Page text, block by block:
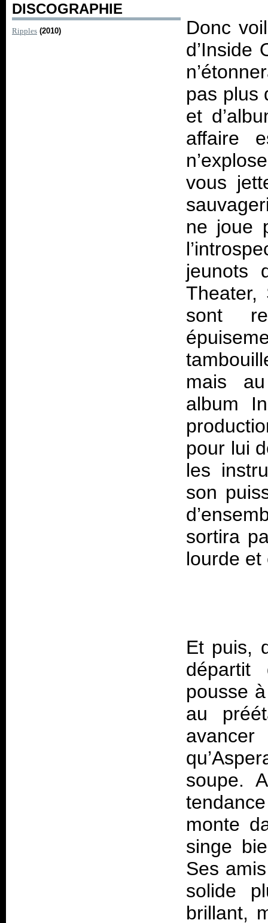
DISCOGRAPHIE
Ripples (2010)
Donc
d’Inside
pas plus
et
affaire
vous
ne joue
jeunots
sont
mais
album
pour lui
les
son
sortira
Et puis,
pousse
au
soupe.
monte
singe
Ses
solide
brillant,